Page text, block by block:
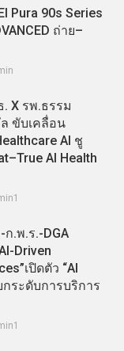
Pura 90s Series
ถ่าย–
X รพ.ธรรม
ขับเคลื่อน
AI ชู
AI Health
.พ.ร.-DGA
Driven
เปิดตัว “AI
กระดับการบริการ